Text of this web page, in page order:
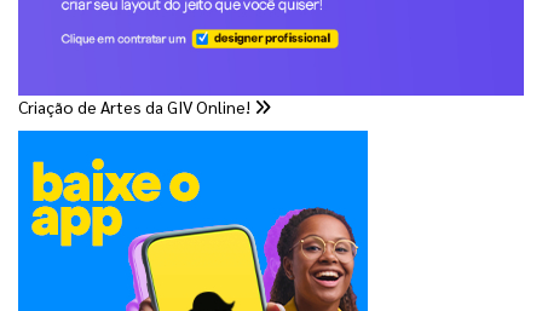
Criação de Artes da GIV Online!